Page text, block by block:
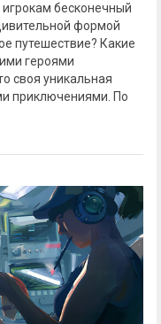
бесконечный
формой
путешествие? Какие
героями
своя уникальная
приключениями. По